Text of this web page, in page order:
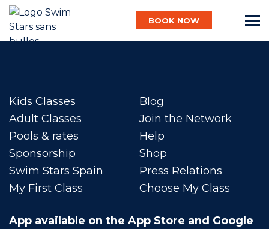
BOOK NOW
Baby
Child
Kids Classes
Adult Classes
Pools & rates
Sponsorship
Swim Stars Spain
My First Class
Blog
Join the Network
Help
Shop
Press Relations
Choose My Class
App available on the App Store and Google